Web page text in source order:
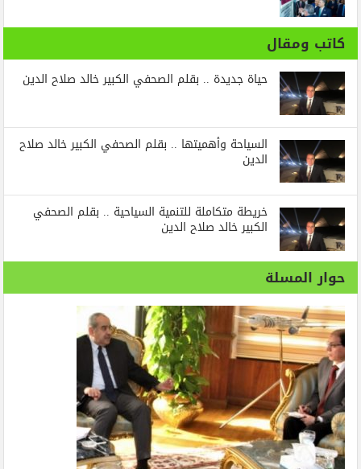
كاتب ومقال
حياة جديدة .. بقلم الصحفي الكبير خالد صلاح الدين
السياحة وأهميتها .. بقلم الصحفي الكبير خالد صلاح
الدين
خريطة متكاملة للتنمية السياحية .. بقلم الصحفي
الكبير خالد صلاح الدين
حوار المسلة